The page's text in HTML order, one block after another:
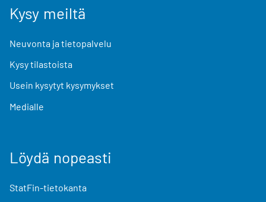
Kysy meiltä
Neuvonta ja tietopalvelu
Kysy tilastoista
Usein kysytyt kysymykset
Medialle
Löydä nopeasti
StatFin-tietokanta